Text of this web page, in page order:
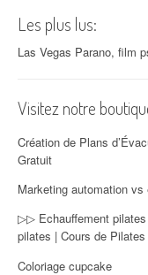
Les plus lus:
Las Vegas Parano, film
Visitez notre
Création de Plans
Gratuit
Marketing automation
▷▷ Echauffement
pilates | Cours de
Coloriage cupcake